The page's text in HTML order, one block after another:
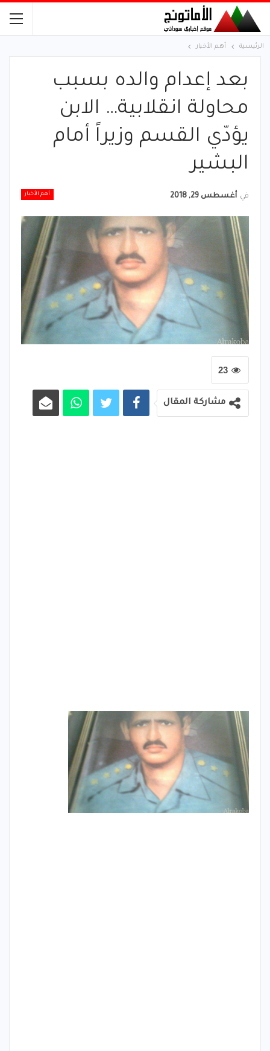
الرئيسية أهم الأخبار
بعد إعدام والده بسبب
محاولة انقلابية… الابن
يؤدّي القسم وزيراً أمام
البشير
أهم الأخبار في أغسطس 29, 2018
23
مشاركة المقال